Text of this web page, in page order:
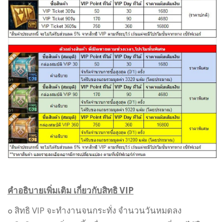
คำอธิบายเพิ่มเติม เกี่ยวกับสิทธิ VIP
๐ สิทธิ VIP จะทำงานจนกระทั่ง จำนวนวันหมดลง